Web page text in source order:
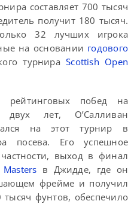
составляет 700 тысяч
получит 180 тысяч.
32 лучших игрока
на основании годового
турнираScottish Open
рейтинговых побед на
двух лет, О’Салливан
на этот турнир в
посева. Его успешное
выход в финал
в Джидде, где он
фрейме и получил
фунтов, обеспечило